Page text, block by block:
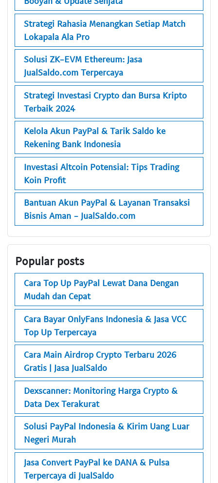
Strategi Rahasia Menangkan Setiap Match
Lokapala Ala Pro
Solusi ZK-EVM Ethereum: Jasa
JualSaldo.com Terpercaya
Strategi Investasi Crypto dan Bursa Kripto
Terbaik 2024
Kelola Akun PayPal & Tarik Saldo ke
Rekening Bank Indonesia
Investasi Altcoin Potensial: Tips Trading
Koin Profit
Bantuan Akun PayPal & Layanan Transaksi
Bisnis Aman - JualSaldo.com
Popular posts
Cara Top Up PayPal Lewat Dana Dengan
Mudah dan Cepat
Cara Bayar OnlyFans Indonesia & Jasa VCC
Top Up Terpercaya
Cara Main Airdrop Crypto Terbaru 2026
Gratis | Jasa JualSaldo
Dexscanner: Monitoring Harga Crypto &
Data Dex Terakurat
Solusi PayPal Indonesia & Kirim Uang Luar
Negeri Murah
Jasa Convert PayPal ke DANA & Pulsa
Terpercaya di JualSaldo